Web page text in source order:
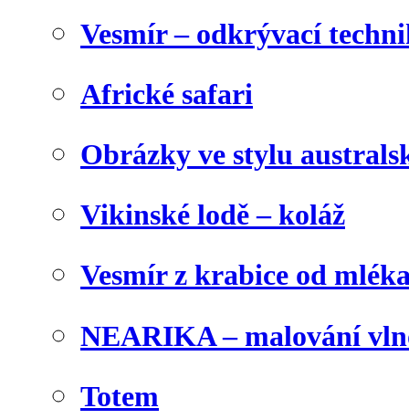
Vesmír – odkrývací
Africké safari
Obrázky ve stylu
Vikinské lodě – koláž
Vesmír z krabice od
NEARIKA – malování
Totem